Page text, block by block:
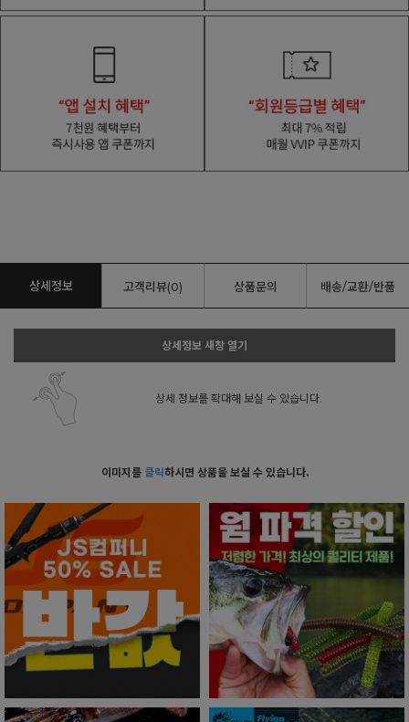
상세정보 고객리뷰(0) 상품문의 배송/교환/반품
상세정보 새창 열기
상세 정보를 확대해 보실 수 있습니다.
이미지를 클릭하시면 상품을 보실 수 있습니다.